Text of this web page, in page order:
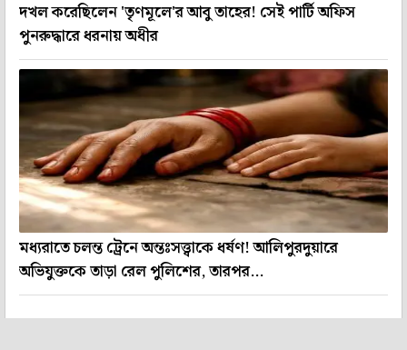
দখল করেছিলেন 'তৃণমূলে'র আবু তাহের! সেই পার্টি অফিস
পুনরুদ্ধারে ধরনায় অধীর
মধ্যরাতে চলন্ত ট্রেনে অন্তঃসত্ত্বাকে ধর্ষণ! আলিপুরদুয়ারে
অভিযুক্তকে তাড়া রেল পুলিশের, তারপর...